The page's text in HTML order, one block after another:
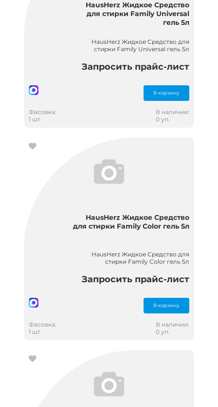
HausHerz Жидкое Средство
для стирки Family Universal
гель 5л
HausHerz Жидкое Средство для
стирки Family Universal гель 5л
Запросить прайс-лист
В корзину
Фасовка:
1 шт
В наличии:
0 уп.
HausHerz Жидкое Средство
для стирки Family Color гель 5л
HausHerz Жидкое Средство для
стирки Family Color гель 5л
Запросить прайс-лист
В корзину
Фасовка:
1 шт
В наличии:
0 уп.